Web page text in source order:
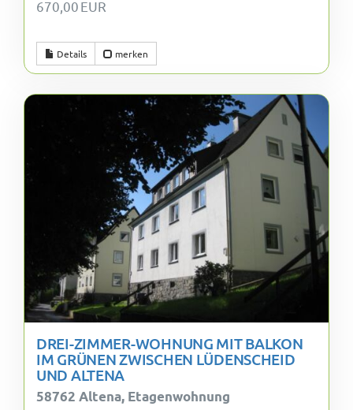
670,00 EUR
Details merken
DREI-ZIMMER-WOHNUNG MIT BALKON
IM GRÜNEN ZWISCHEN LÜDENSCHEID
UND ALTENA
58762 Altena, Etagenwohnung